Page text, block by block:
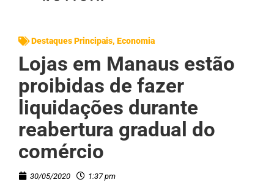
Destaques Principais, Economia
Lojas em Manaus estão
proibidas de fazer
liquidações durante
reabertura gradual do
comércio
30/05/2020 1:37 pm